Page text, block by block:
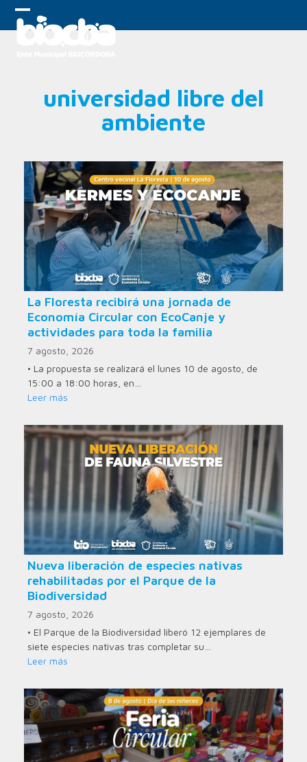
Skip
Open
Close
universidad libre del
ambiente
La Floresta recibirá una jornada de
Economía Circular con EcoCanje y
actividades para toda la familia
7 agosto, 2026
• La propuesta se realizará el lunes 10 de agosto, de
15:00 a 18:00 horas, en…
Leer más
Nueva liberación de especies nativas
rehabilitadas por el Parque de la
Biodiversidad
7 agosto, 2026
• El Parque de la Biodiversidad liberó 12 ejemplares de
siete especies nativas tras completar su…
Leer más